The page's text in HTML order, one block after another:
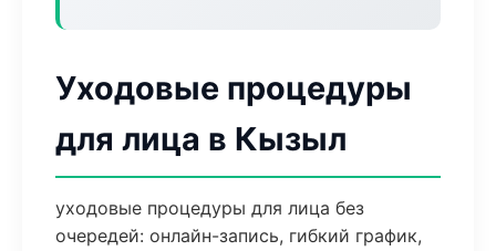
Уходовые процедуры
для лица в Кызыл
уходовые процедуры для лица без
очередей: онлайн-запись, гибкий график,